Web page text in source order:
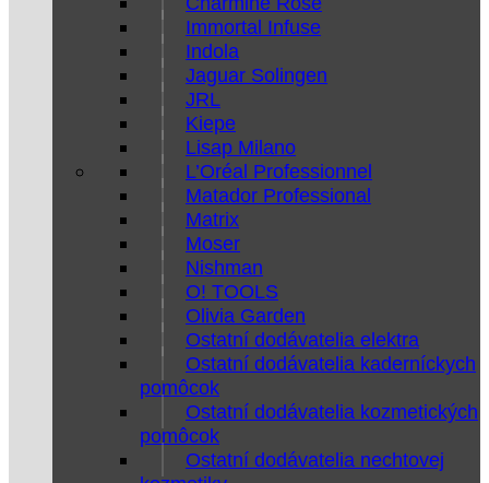
Immortal Infuse
Indola
Jaguar Solingen
JRL
Kiepe
Lisap Milano
L’Oréal Professionnel
Matador Professional
Matrix
Moser
Nishman
O! TOOLS
Olivia Garden
Ostatní dodávatelia elektra
Ostatní dodávatelia kaderníckych
pomôcok
Ostatní dodávatelia kozmetických
pomôcok
Ostatní dodávatelia nechtovej